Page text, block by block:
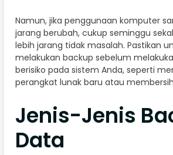
Namun, jika penggunaan komputer
jarang berubah, cukup seminggu
lebih jarang tidak masalah. Pastikan
melakukan backup sebelum
berisiko pada sistem Anda, seperti
perangkat lunak baru atau
Jenis-Jenis
Data